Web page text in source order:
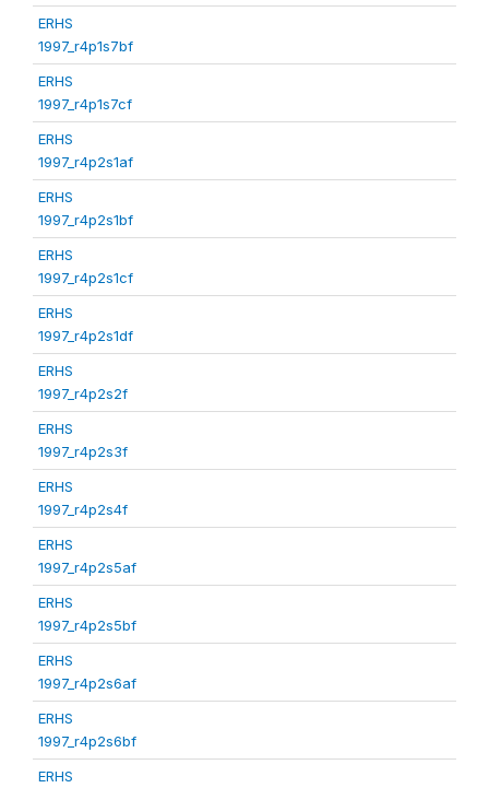
ERHS
1997_r4p1s7bf
ERHS
1997_r4p1s7cf
ERHS
1997_r4p2s1af
ERHS
1997_r4p2s1bf
ERHS
1997_r4p2s1cf
ERHS
1997_r4p2s1df
ERHS
1997_r4p2s2f
ERHS
1997_r4p2s3f
ERHS
1997_r4p2s4f
ERHS
1997_r4p2s5af
ERHS
1997_r4p2s5bf
ERHS
1997_r4p2s6af
ERHS
1997_r4p2s6bf
ERHS